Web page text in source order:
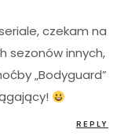
czekam na
sezonów innych,
„Bodyguard”
REPLY